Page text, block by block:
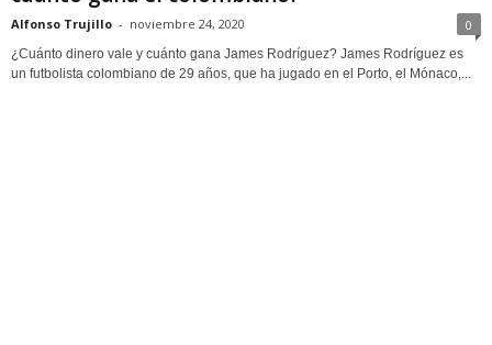
Alfonso Trujillo - noviembre 24, 2020 0
¿Cuánto dinero vale y cuánto gana James Rodríguez? James Rodríguez es
un futbolista colombiano de 29 años, que ha jugado en el Porto, el Mónaco,...